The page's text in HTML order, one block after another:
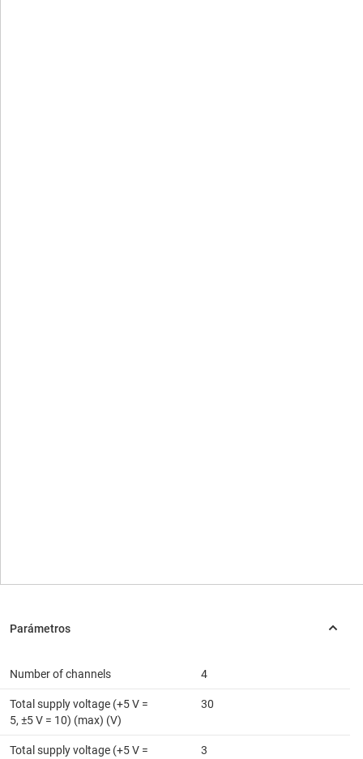
Number of channels 4
Total supply voltage (+5 V =
5, ±5 V = 10) (max) (V)
30
Total supply voltage (+5 V =
3